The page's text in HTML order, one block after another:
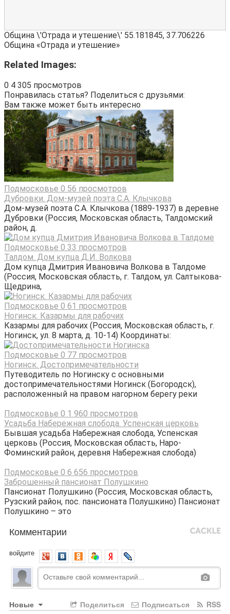
Община \'Отрада и утешение\' 55.181845, 37.706226
Община «Отрада и утешение»
Related Images:
0 4 305 просмотров
Понравилась статья? Поделиться с друзьями:
Вам также может быть интересно
Подмосковье 0 56 просмотров
Дубровки. Дом-музей поэта С.А. Клычкова
Дом-музей поэта С.А. Клычкова (1889-1937) в деревне
Дубровки (Россия, Московская область, Талдомский
район, д.
Подмосковье 0 33 просмотров
Талдом. Дом купца Д.И. Волкова
Дом купца Дмитрия Ивановича Волкова в Талдоме
(Россия, Московская область, г. Талдом, ул. Салтыкова-
Щедрина,
Подмосковье 0 61 просмотров
Ногинск. Казармы для рабочих
Казармы для рабочих (Россия, Московская область, г.
Ногинск, ул. 8 марта, д. 10-14) Координаты:
Подмосковье 0 77 просмотров
Ногинск. Достопримечательности
Путеводитель по Ногинску с основными
достопримечательностями Ногинск (Богородск),
расположенный на правом нагорном берегу реки
Подмосковье 0 1 960 просмотров
Усадьба Набережная слобода. Успенская церковь
Бывшая усадьба Набережная слобода, Успенская
церковь (Россия, Московская область, Наро-
Фоминский район, деревня Набережная слобода)
Подмосковье 0 6 656 просмотров
Заброшенный пансионат Полушкино
Пансионат Полушкино (Россия, Московская область,
Рузский район, пос. пансионата Полушкино) Пансионат
Полушкино – это
Комментарии
войдите
Новые RSS
Подписаться
Поделиться